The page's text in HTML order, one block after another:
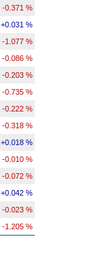
-0.371 %
+0.031 %
-1.077 %
-0.086 %
-0.203 %
-0.735 %
-0.222 %
-0.318 %
+0.018 %
-0.010 %
-0.072 %
+0.042 %
-0.023 %
-1.205 %